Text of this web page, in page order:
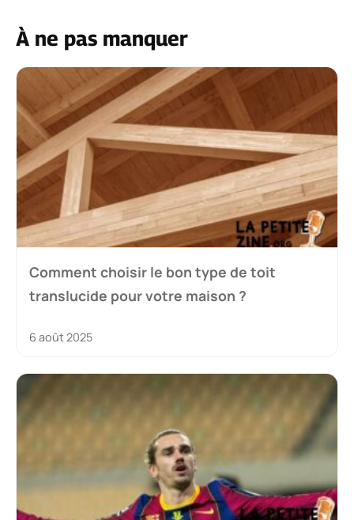
À ne pas manquer
Comment choisir le bon type de toit
translucide pour votre maison ?
6 août 2025